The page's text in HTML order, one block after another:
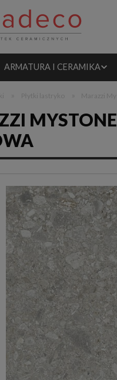
ARMATURA I CERAMIKA